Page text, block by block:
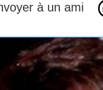
à un ami